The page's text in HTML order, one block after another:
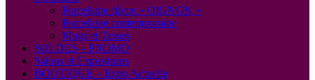
Porcelaine décor « OIGNON »
Porcelaine contemporaine
Mugs et Tasses
SOLDES – PROMO
Salons et Expositions
BOUTIQUE – Expo Actuelle